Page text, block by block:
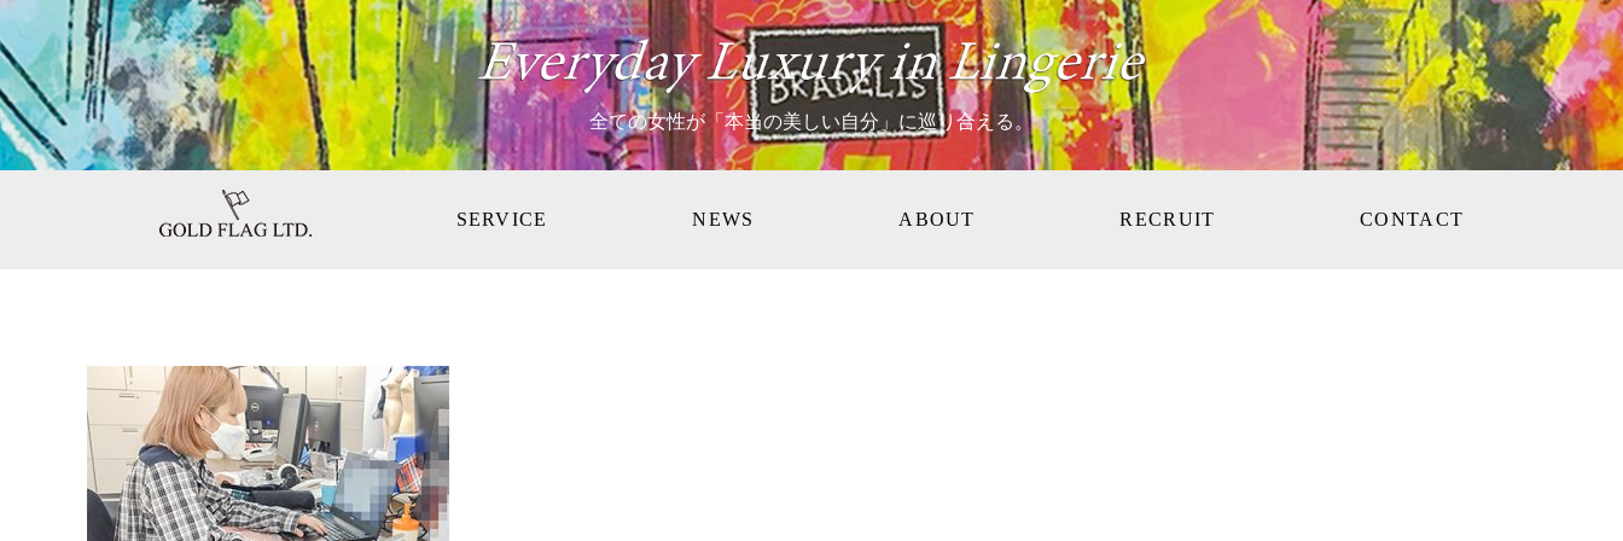
全ての女性が「本当の美しい自分」に巡り合える。
SERVICE NEWS ABOUT RECRUIT CONTACT